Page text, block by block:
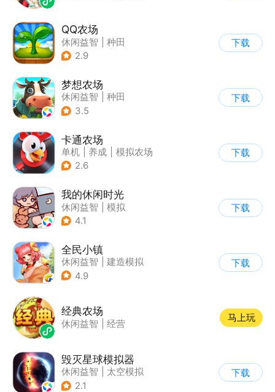
QQ农场
休闲益智
种田
| 田园生活
2.9
下载
梦想农场
休闲益智
种田
| 田园生活
3.5
下载
卡通农场
单机 养成
模拟农场
| 卡通
2.6
下载
我的休闲时光
休闲益智
模拟
4.1
下载
全民小镇
休闲益智
建造模拟
| 卡通
4.9
下载
经典农场
休闲益智 经营
马上玩
毁灭星球模拟器
休闲益智
太空模拟
| 太空
2.1
下载